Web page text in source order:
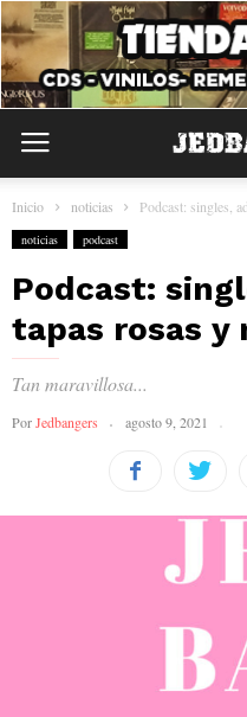
Inicio noticias Podcast: singles,
noticias podcast
Podcast:
tapas rosas y
Tan maravillosa...
PorJedbangers agosto 9, 2021